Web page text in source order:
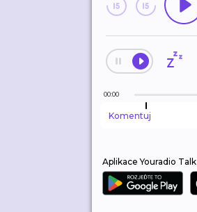
00:00
Komentuj
Aplikace Youradio Talk